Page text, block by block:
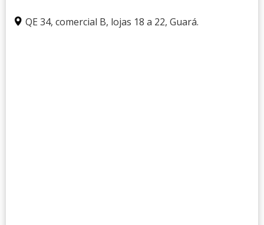
QE 34, comercial B, lojas 18 a 22, Guará.